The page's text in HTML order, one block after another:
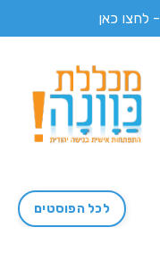
- לחצו כאן
לכל הפוסטים